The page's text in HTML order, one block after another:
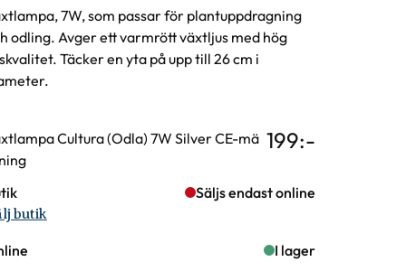
7W, som passar för plantuppdragning
odling. Avger ett varmrött växtljus med hög
Täcker en yta på upp till 26 cm i
Cultura (Odla) 7W Silver CE-mä 199:-
Säljs endast online
butik
I lager